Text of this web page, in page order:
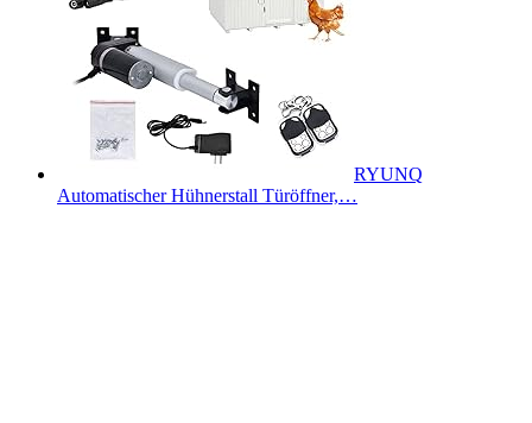
RYUNQ
Automatischer Hühnerstall Türöffner,…